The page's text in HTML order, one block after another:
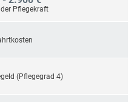
Pflegekraft
(Pflegegrad 4)